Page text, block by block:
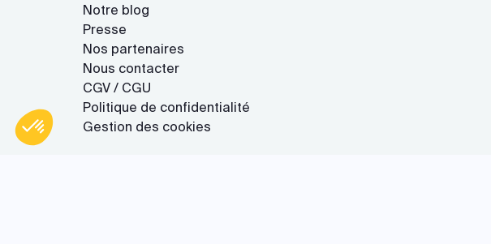
Axeptio consent
Plateforme de Gestion du Consentement : Personnalisez vos Options
Notre plateforme vous permet d'adapter et de gérer vos paramètres de
Notre blog
Presse
Nos partenaires
Nous contacter
CGV / CGU
Politique de confidentialité
Gestion des cookies